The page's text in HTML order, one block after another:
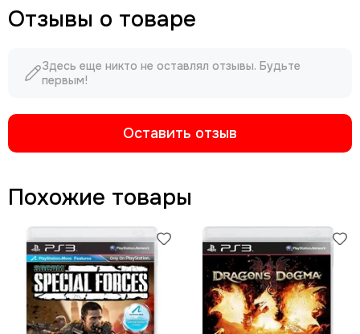
Отзывы о товаре
Здесь еще никто не оставлял отзывы. Будьте
первым!
Оставить отзыв
Похожие товары